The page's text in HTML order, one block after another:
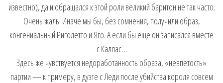
известно), да и обращался к этой роли великий баритон не так часто.
Очень жаль! Иначе мы бы, без сомнения, получили образ,
конгениальный Риголетто и Яго. А если бы еще он записался вместе
с Каллас…
Здесь же чувствуется недоработанность образа, «невпетость»
партии — к примеру, в дуэте с Леди после убийства короля совсем